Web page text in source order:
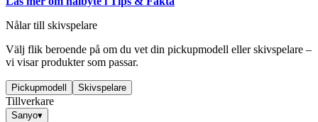
Nålar till skivspelare
Välj flik beroende på om du vet din pickupmodell eller skivspelare –
vi visar produkter som passar.
Pickupmodell Skivspelare
Tillverkare
Sanyo▾